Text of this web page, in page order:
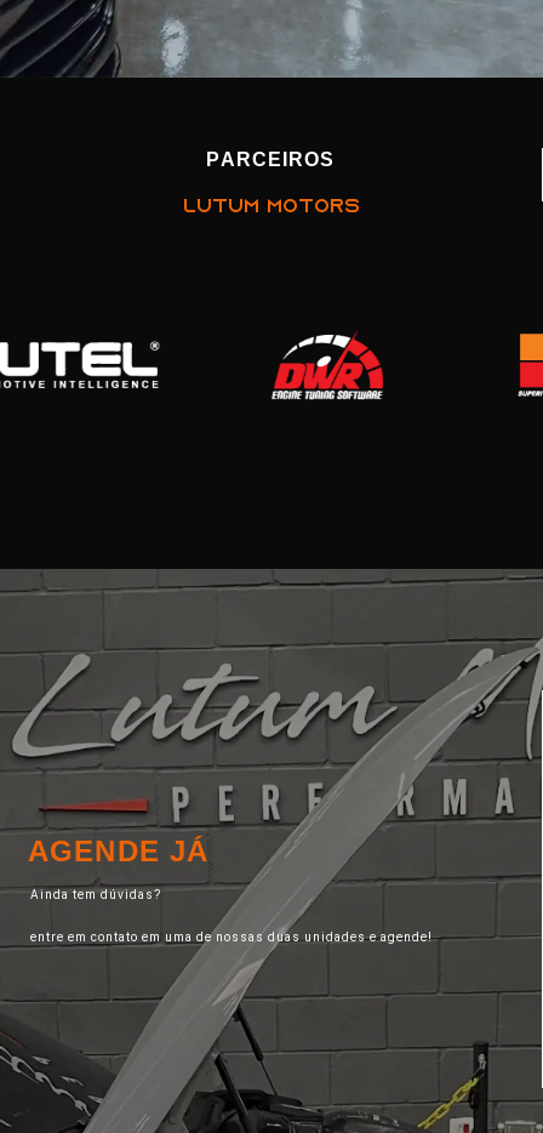
PARCEIROS
LUTUM MOTORS
AGENDE JÁ
Ainda tem dúvidas?
entre em contato em uma de nossas duas unidades e agende!